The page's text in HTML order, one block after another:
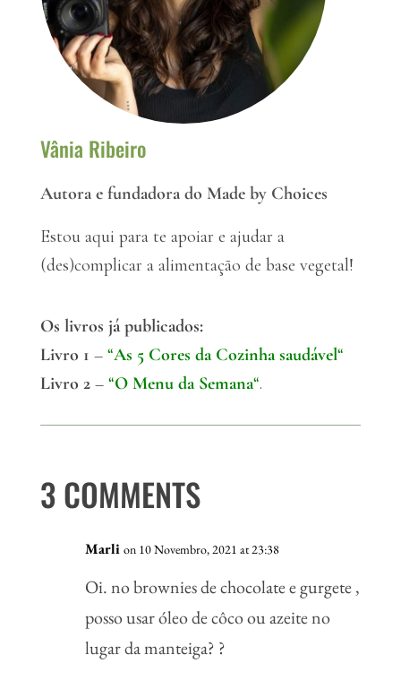
Vânia Ribeiro
Autora e fundadora do Made by Choices
Estou aqui para te apoiar e ajudar a
(des)complicar a alimentação de base vegetal!
Os livros já publicados:
Livro 1 – “As 5 Cores da Cozinha saudável“
Livro 2– “O Menu da Semana“.
3 COMMENTS
Marli on 10 Novembro, 2021 at 23:38
Oi. no brownies de chocolate e gurgete ,
posso usar óleo de côco ou azeite no
lugar da manteiga? ?